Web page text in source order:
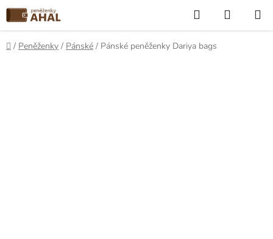
Přejít
na
obsah
Hledat
KOŠÍK
Domů
/ Peněženky / Pánské / Pánské peněženky Dariya bags